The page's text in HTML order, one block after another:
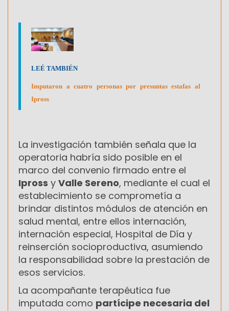
LEÉ TAMBIÉN
Imputaron a cuatro personas por presuntas estafas al
Ipross
La investigación también señala que la
operatoria habría sido posible en el
marco del convenio firmado entre el
Ipross y Valle Sereno, mediante el cual el
establecimiento se comprometía a
brindar distintos módulos de atención en
salud mental, entre ellos internación,
internación especial, Hospital de Día y
reinserción socioproductiva, asumiendo
la responsabilidad sobre la prestación de
esos servicios.
La acompañante terapéutica fue
imputada como partícipe necesaria del